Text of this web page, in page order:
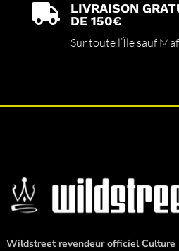

LIVRAISON
DE 150€
Sur toute l’Île sauf
Wildstreet revendeur officiel Culture